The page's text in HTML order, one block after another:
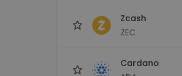
Zcash
ZEC
Cardano